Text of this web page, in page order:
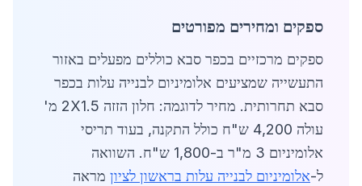
ספקים ומחירים מפורטים
ספקים מרכזיים בכפר סבא כוללים מפעלים באזור
התעשייה שמציעים אלומיניום לבנייה עלות בכפר
סבא תחרותית. מחיר לדוגמה: חלון הזזה 2X1.5 מ'
עולה 4,200 ש"ח כולל התקנה, בעוד תריסי
אלומיניום 3 מ"ר ב-1,800 ש"ח. השוואה
ל-אלומיניום לבנייה עלות בראשון לציון מראה